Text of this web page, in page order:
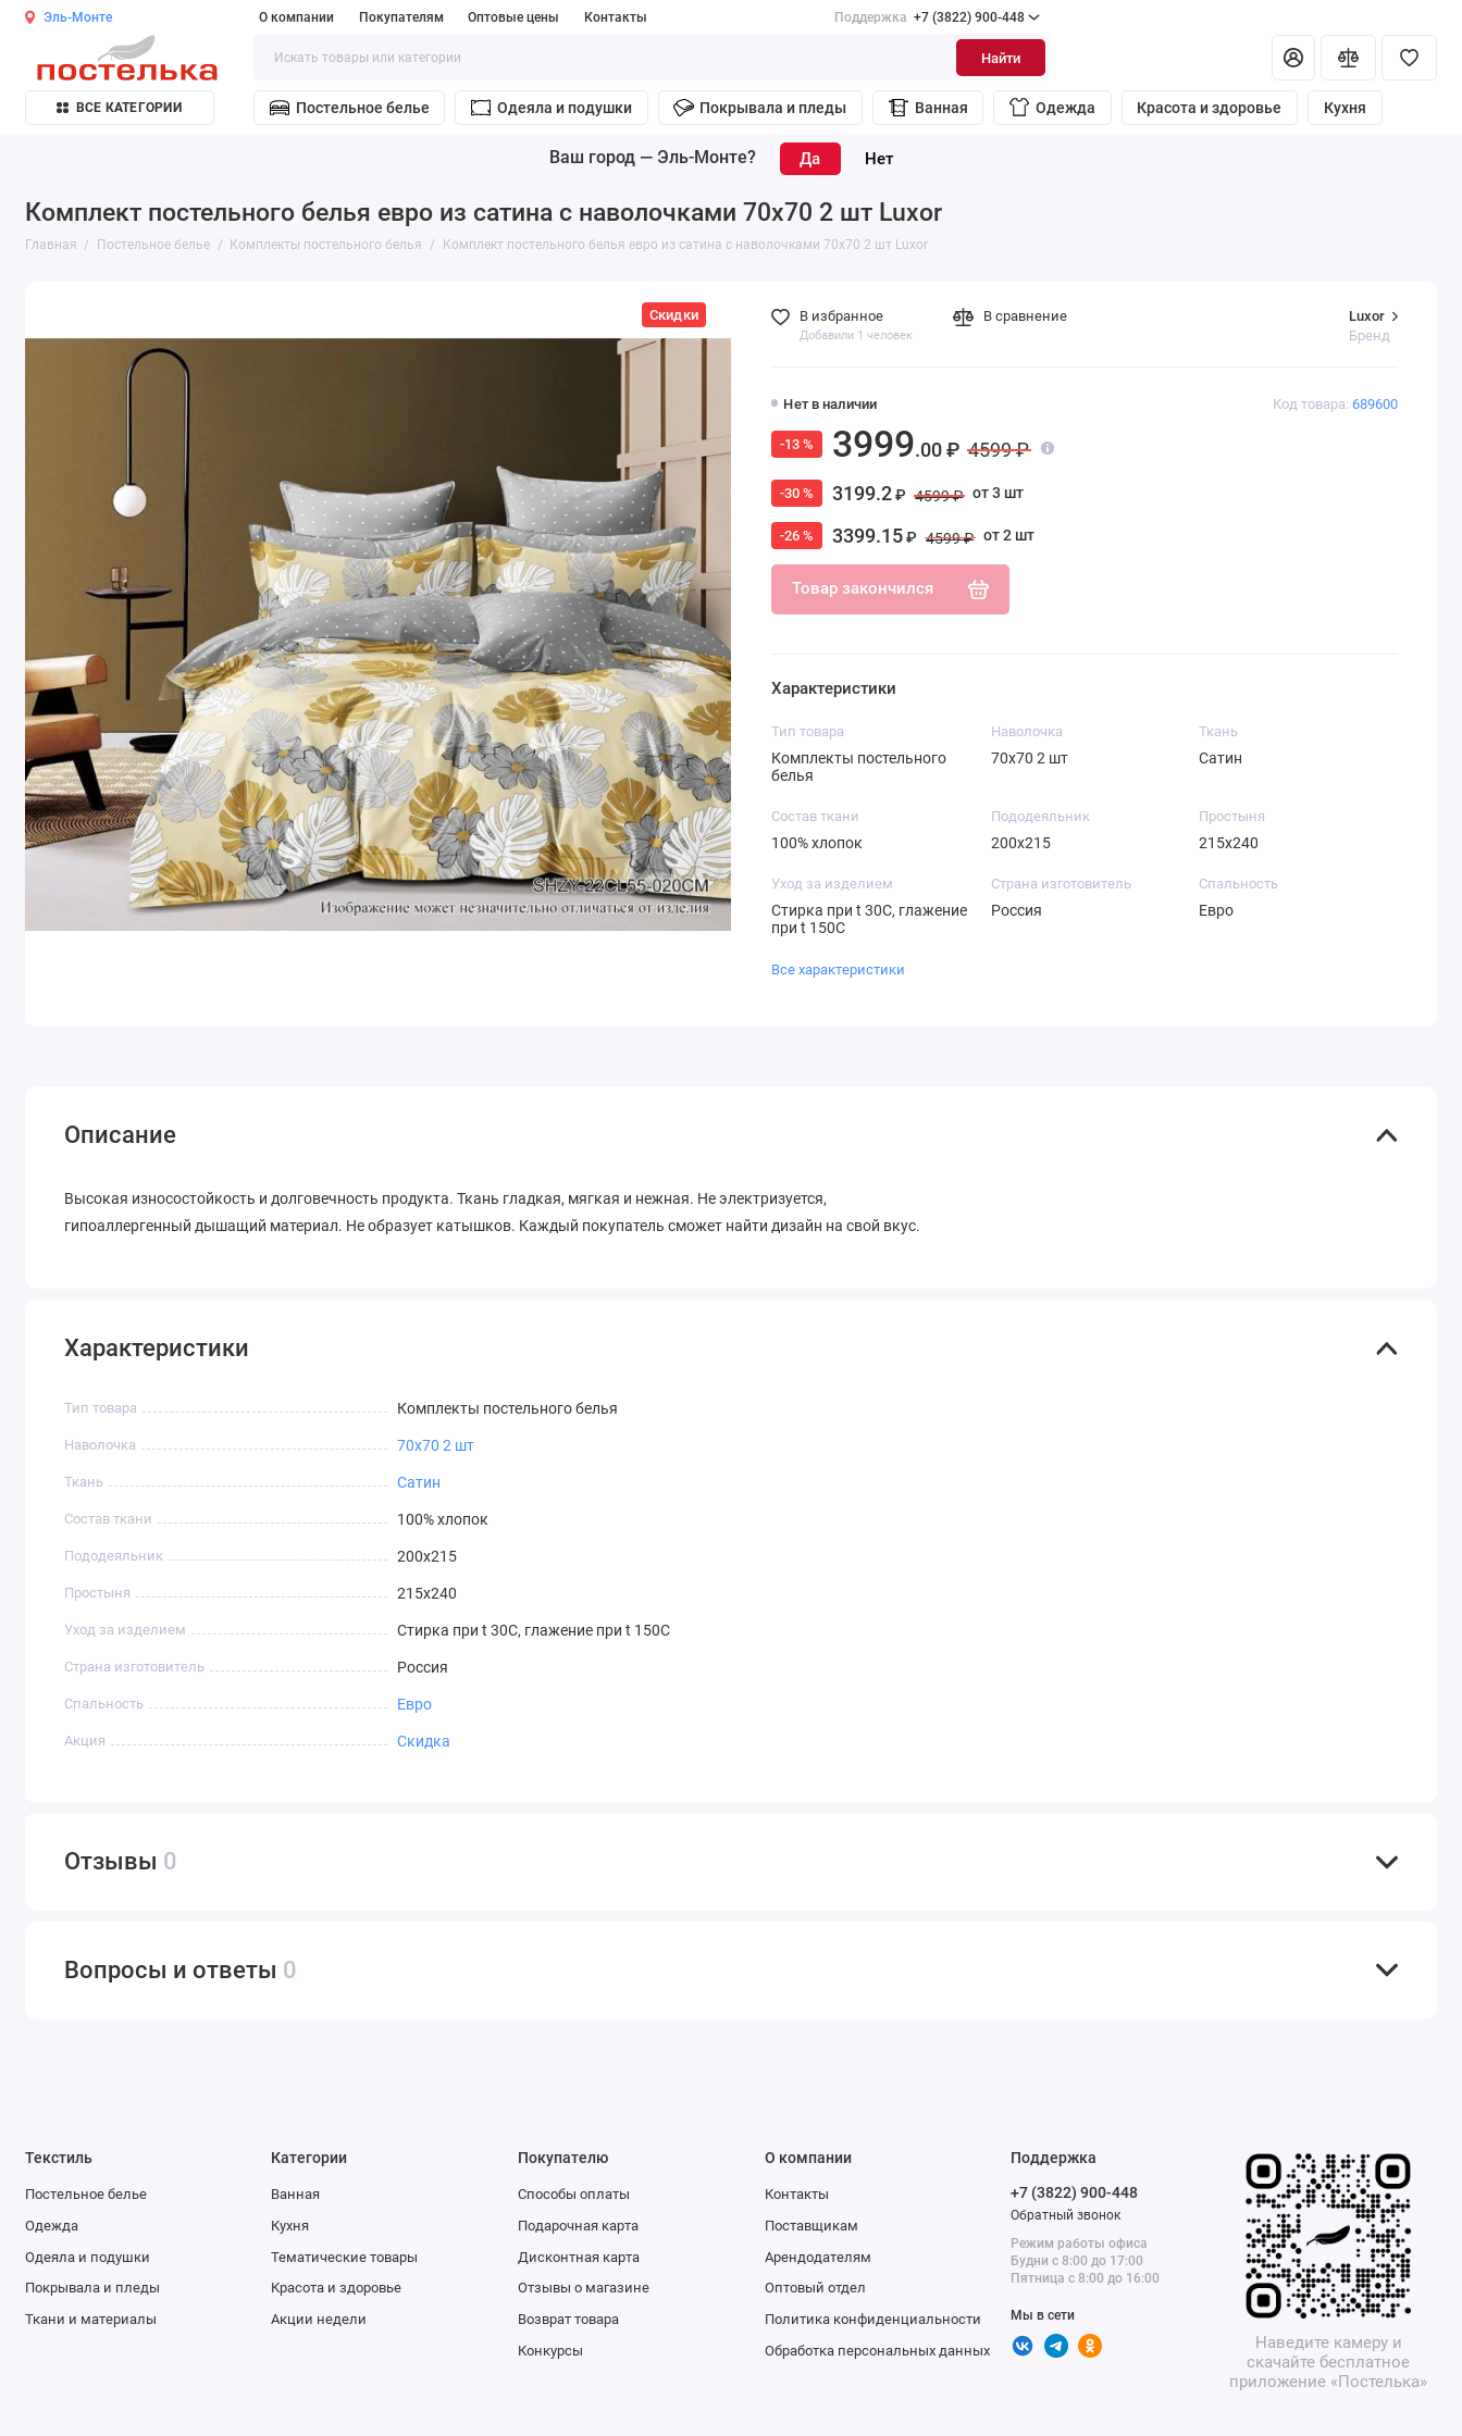
Эль-Монте О компании Покупателям Оптовые цены Контакты Поддержка +7 (3822) 900-448
Найти
ВСЕ КАТЕГОРИИ Постельное белье Одеяла и подушки Покрывала и пледы Ванная Одежда Красота и здоровье Кухня
Ваш город — Эль-Монте?
Комплект постельного белья евро из сатина с наволочками 70х70 2 шт Luxor
Главная Постельное белье Комплекты постельного белья Комплект постельного белья евро из сатина с наволочками 70х70 2 шт Luxor
Скидки
Код товара: 689600
Luxor
Бренд
Нет в наличии
-13 % 3999.00 ₽ 4599 ₽
-30 % 3199.2₽ 4599 ₽ от 3 шт
-26 % 3399.15₽ 4599 ₽ от 2 шт
Товар закончился
В избранное
Добавили 1 человек
В сравнение
Характеристики
Тип товара
Комплекты постельного
белья
Наволочка
70х70 2 шт
Ткань
Сатин
Состав ткани
100% хлопок
Пододеяльник
200х215
Простыня
215х240
Уход за изделием
Стирка при t 30С, глажение
при t 150С
Страна изготовитель
Россия
Спальность
Евро
Все характеристики
Описание
Высокая износостойкость и долговечность продукта. Ткань гладкая, мягкая и нежная. Не электризуется,
гипоаллергенный дышащий материал. Не образует катышков. Каждый покупатель сможет найти дизайн на свой вкус.
Характеристики
Тип товара Комплекты постельного белья
Наволочка 70х70 2 шт
Ткань Сатин
Состав ткани 100% хлопок
Пододеяльник 200х215
Простыня 215х240
Уход за изделием Стирка при t 30С, глажение при t 150С
Страна изготовитель Россия
Спальность Евро
Акция Скидка
Отзывы 0
Вопросы и ответы 0
Текстиль
Постельное белье
Одежда
Одеяла и подушки
Покрывала и пледы
Ткани и материалы
Категории
Ванная
Кухня
Тематические товары
Красота и здоровье
Акции недели
Покупателю
Способы оплаты
Подарочная карта
Дисконтная карта
Отзывы о магазине
Возврат товара
Конкурсы
О компании
Контакты
Поставщикам
Арендодателям
Оптовый отдел
Политика конфиденциальности
Обработка персональных данных
Поддержка
+7 (3822) 900-448
Обратный звонок
Режим работы офиса
Будни с 8:00 до 17:00
Пятница с 8:00 до 16:00
Мы в сети
Наведите камеру и
скачайте бесплатное
приложение «Постелька»